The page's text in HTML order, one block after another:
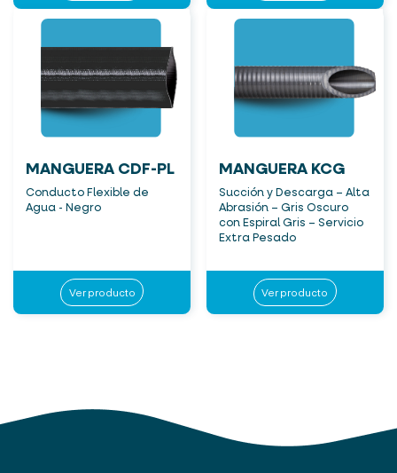
MANGUERA CDF-PL
Conducto Flexible de
Agua - Negro
Ver producto
MANGUERA KCG
Succión y Descarga – Alta
Abrasión – Gris Oscuro
con Espiral Gris – Servicio
Extra Pesado
Ver producto